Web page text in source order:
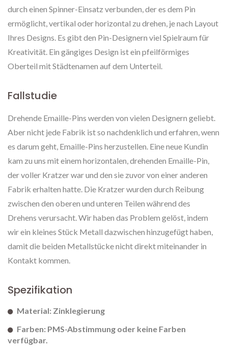
durch einen Spinner-Einsatz verbunden, der es dem Pin
ermöglicht, vertikal oder horizontal zu drehen, je nach Layout
Ihres Designs. Es gibt den Pin-Designern viel Spielraum für
Kreativität. Ein gängiges Design ist ein pfeilförmiges
Oberteil mit Städtenamen auf dem Unterteil.
Fallstudie
Drehende Emaille-Pins werden von vielen Designern geliebt.
Aber nicht jede Fabrik ist so nachdenklich und erfahren, wenn
es darum geht, Emaille-Pins herzustellen. Eine neue Kundin
kam zu uns mit einem horizontalen, drehenden Emaille-Pin,
der voller Kratzer war und den sie zuvor von einer anderen
Fabrik erhalten hatte. Die Kratzer wurden durch Reibung
zwischen den oberen und unteren Teilen während des
Drehens verursacht. Wir haben das Problem gelöst, indem
wir ein kleines Stück Metall dazwischen hinzugefügt haben,
damit die beiden Metallstücke nicht direkt miteinander in
Kontakt kommen.
Spezifikation
Material: Zinklegierung
Farben: PMS-Abstimmung oder keine Farben
verfügbar.